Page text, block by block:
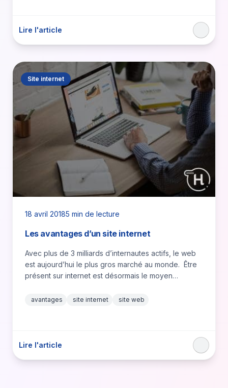
Lire l'article
Site internet
18 avril 20185 min de lecture
Les avantages d’un site internet
Avec plus de 3 milliards d’internautes actifs, le web
est aujourd’hui le plus gros marché au monde. Être
présent sur internet est désormais le moyen…
avantages site internet site web
Lire l'article